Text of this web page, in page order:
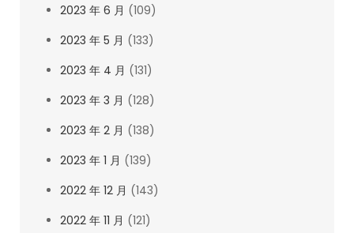
2023 年 6 月 (109)
2023 年 5 月 (133)
2023 年 4 月 (131)
2023 年 3 月 (128)
2023 年 2 月 (138)
2023 年 1 月 (139)
2022 年 12 月 (143)
2022 年 11 月 (121)